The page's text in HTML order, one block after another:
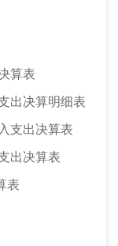
算表
出决算明细表
支出决算表
出决算表
表